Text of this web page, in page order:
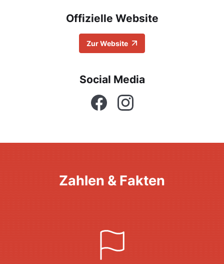
Offizielle Website
Zur Website
Social Media
FacebookInstagram
Zahlen & Fakten